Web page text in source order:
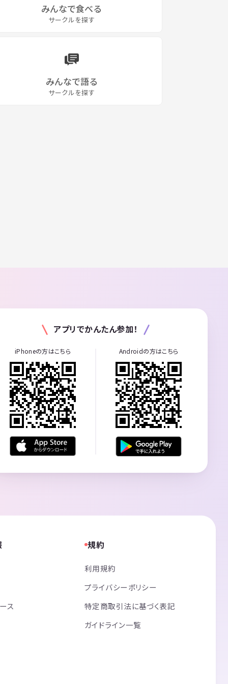
みんなで食べる
サークルを探す
みんなで語る
サークルを探す
アプリでかんたん参加！
iPhoneの方はこちら Androidの方はこちら
ス
規約
利用規約
プライバシーポリシー
特定商取引法に基づく表記
ガイドライン一覧